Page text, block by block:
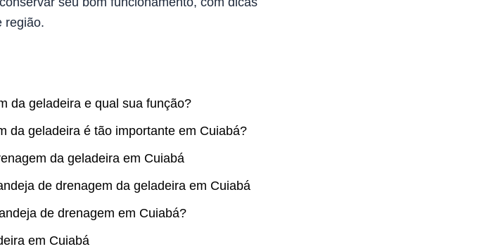
região.
da geladeira e qual sua função?
da geladeira é tão importante em Cuiabá?
da geladeira em Cuiabá
de drenagem da geladeira em Cuiabá
de drenagem em Cuiabá?
em Cuiabá